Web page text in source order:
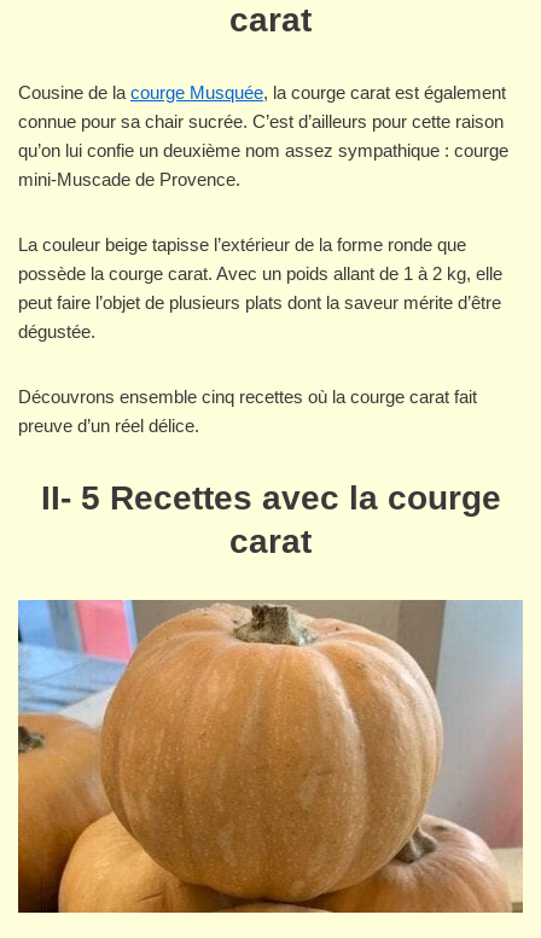
carat
Cousine de la courge Musquée, la courge carat est également
connue pour sa chair sucrée. C’est d’ailleurs pour cette raison
qu’on lui confie un deuxième nom assez sympathique : courge
mini-Muscade de Provence.
La couleur beige tapisse l’extérieur de la forme ronde que
possède la courge carat. Avec un poids allant de 1 à 2 kg, elle
peut faire l’objet de plusieurs plats dont la saveur mérite d’être
dégustée.
Découvrons ensemble cinq recettes où la courge carat fait
preuve d’un réel délice.
II- 5 Recettes avec la courge
carat